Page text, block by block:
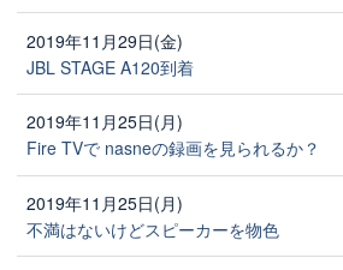
2019年11月29日(金)
JBL STAGE A120到着
2019年11月25日(月)
Fire TVで nasneの録画を見られるか？
2019年11月25日(月)
不満はないけどスピーカーを物色